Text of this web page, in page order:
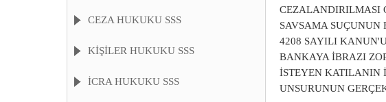
CEZALANDIRILMASI
SAVSAMA
4208 SAYILI
BANKAYA İBRAZI
İSTEYEN KATILANIN
UNSURUNUN
CEZA HUKUKU SSS
KIŞILER HUKUKU SSS
İCRA HUKUKU SSS